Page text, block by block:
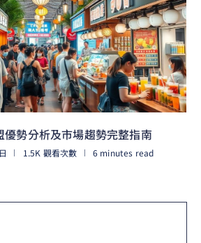
優勢分析及市場趨勢完整指南
1.5K 觀看次數
6 minutes read